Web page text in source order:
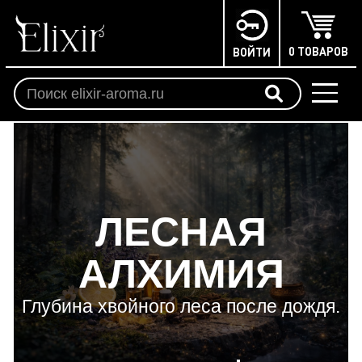
ВОЙТИ 0 ТОВАРОВ
ЛЕСНАЯ
АЛХИМИЯ
Глубина хвойного леса после дождя.